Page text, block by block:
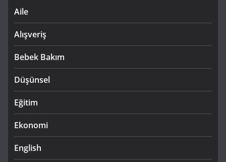
Aile
Alışveriş
Bebek Bakım
Düşünsel
Eğitim
Ekonomi
English